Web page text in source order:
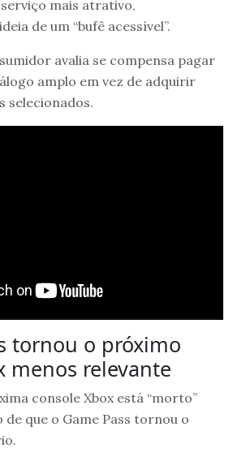
mais atrativo,
de um “bufê acessível”.
avalia se compensa pagar
amplo em vez de adquirir
selecionados.
tornou o próximo
menos relevante
console Xbox está “morto”
que o Game Pass tornou o